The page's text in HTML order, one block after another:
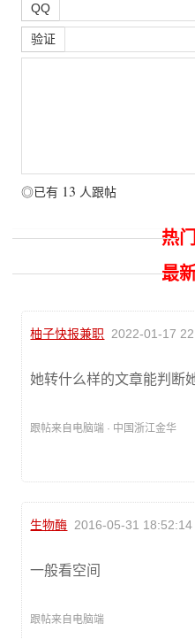
QQ
验证
◎已有 13 人跟帖
热
最
柚子快报兼职 2022-01-17
她转什么样的文章能判断
跟帖来自电脑端 · 中国浙江金华
生物酶 2016-05-31 18:52:14
一般看空间
跟帖来自电脑端